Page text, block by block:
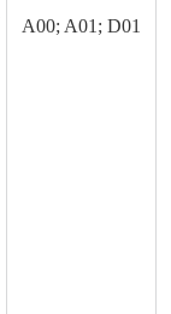
A00; A01; D01